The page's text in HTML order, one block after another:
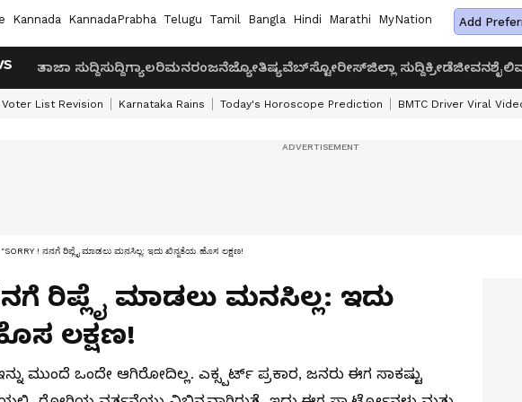
Kannada KannadaPrabha Telugu Tamil Bangla Hindi Marathi MyNation Add
ತಾಜಾ ಸುದ್ದಿಸುದ್ದಿಗ್ಯಾಲರಿಮನರಂಜನೆಜ್ಯೋತಿಷ್ಯವೆಬ್‌ಸ್ಟೋರೀಸ್ಜಿಲ್ಲಾ ಸುದ್ದಿಕ್ರೀಡೆಜೀವನಶೈಲಿ
List Revision Karnataka Rains Today's Horoscope Prediction BMTC Driver Viral
"SORRY ! ನನಗೆ ರಿಪ್ಲೈ ಮಾಡಲು ಮನಸಿಲ್ಲ: ಇದು ಖಿನ್ನತೆಯ ಹೊಸ ಲಕ್ಷಣ!
ರಿಪ್ಲೈ ಮಾಡಲು ಮನಸಿಲ್ಲ: ಇದು
ಲಕ್ಷಣ!
ಮುಂದೆ ಒಂದೇ ಆಗಿರೋದಿಲ್ಲ. ಎಕ್ಸ್ಪರ್ಟ್ ಪ್ರಕಾರ, ಜನರು ಈಗ ಸಾಕಷ್ಟು